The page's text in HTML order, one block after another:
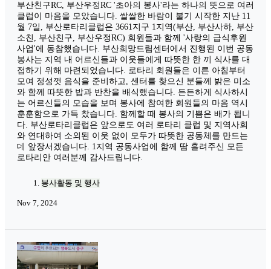
부산친구RC, 부산우정RC '초아의 봉사'라는 하나의 뜻으로 여러
클럽이 마음을 모았습니다. 쌀쌀한 바람이 불기 시작한 지난 11
월 7일, 부산로타리클럽은 3661지구 1지역(부산, 부산사하, 부산
소친, 부산친구, 부산우정RC) 회원들과 함께 '사랑의 급식후원
사업'에 동참했습니다. 부산희망드림센터에서 진행된 이번 공동
봉사는 지역 내 어르신들과 이웃들에게 따뜻한 한 끼 식사를 대
접하기 위해 마련되었습니다. 로타리 회원들은 이른 아침부터
모여 정성껏 음식을 준비하고, 센터를 찾으신 분들께 밝은 미소
와 함께 따뜻한 밥과 반찬을 배식했습니다. 든든하게 식사하시
는 어르신들의 모습을 보며 봉사에 참여한 회원들의 마음 역시
훈훈함으로 가득 찼습니다. 함께할 때 봉사의 기쁨은 배가 됩니
다. 부산로타리클럽은 앞으로도 여러 로타리 클럽 및 지역사회
와 연대하여 소외된 이웃 없이 모두가 따뜻한 공동체를 만드는
데 앞장서겠습니다. 1지역 공동사업에 함께 땀 흘려주신 모든
로타리안 여러분께 감사드립니다.
봉사활동 및 행사
Nov 7, 2024